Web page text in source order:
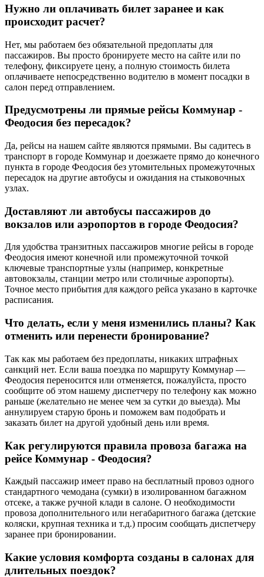
Нужно ли оплачивать билет заранее и как
происходит расчет?
Нет, мы работаем без обязательной предоплаты для
пассажиров. Вы просто бронируете место на сайте или по
телефону, фиксируете цену, а полную стоимость билета
оплачиваете непосредственно водителю в момент посадки в
салон перед отправлением.
Предусмотрены ли прямые рейсы Коммунар -
Феодосия без пересадок?
Да, рейсы на нашем сайте являются прямыми. Вы садитесь в
транспорт в городе Коммунар и доезжаете прямо до конечного
пункта в городе Феодосия без утомительных промежуточных
пересадок на другие автобусы и ожидания на стыковочных
узлах.
Доставляют ли автобусы пассажиров до
вокзалов или аэропортов в городе Феодосия?
Для удобства транзитных пассажиров многие рейсы в городе
Феодосия имеют конечной или промежуточной точкой
ключевые транспортные узлы (например, конкретные
автовокзалы, станции метро или столичные аэропорты).
Точное место прибытия для каждого рейса указано в карточке
расписания.
Что делать, если у меня изменились планы? Как
отменить или перенести бронирование?
Так как мы работаем без предоплаты, никаких штрафных
санкций нет. Если ваша поездка по маршруту Коммунар —
Феодосия переносится или отменяется, пожалуйста, просто
сообщите об этом нашему диспетчеру по телефону как можно
раньше (желательно не менее чем за сутки до выезда). Мы
аннулируем старую бронь и поможем вам подобрать и
заказать билет на другой удобный день или время.
Как регулируются правила провоза багажа на
рейсе Коммунар - Феодосия?
Каждый пассажир имеет право на бесплатный провоз одного
стандартного чемодана (сумки) в изолированном багажном
отсеке, а также ручной клади в салоне. О необходимости
провоза дополнительного или негабаритного багажа (детские
коляски, крупная техника и т.д.) просим сообщать диспетчеру
заранее при бронировании.
Какие условия комфорта созданы в салонах для
длительных поездок?